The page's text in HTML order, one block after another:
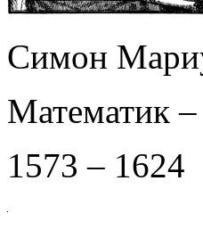
Симон
Математик
1573 – 1624